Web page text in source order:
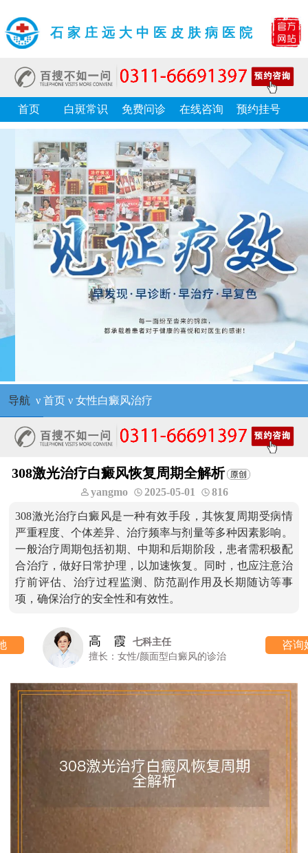
石家庄远大中医皮肤病医院
首页 白斑常识 免费问诊 在线咨询 预约挂号
导航 ν 首页ν 女性白癜风治疗
308激光治疗白癜风恢复周期全解析
yangmo 2025-05-01 816
308激光治疗白癜风是一种有效手段，其恢复周期受病情
严重程度、个体差异、治疗频率与剂量等多种因素影响。
一般治疗周期包括初期、中期和后期阶段，患者需积极配
合治疗，做好日常护理，以加速恢复。同时，也应注意治
疗前评估、治疗过程监测、防范副作用及长期随访等事
项，确保治疗的安全性和有效性。
高 霞
七科主任
擅长：女性/颜面型白癜风的诊治